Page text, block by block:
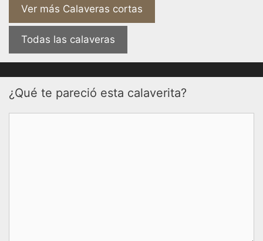
Ver más Calaveras cortas
Todas las calaveras
¿Qué te pareció esta calaverita?